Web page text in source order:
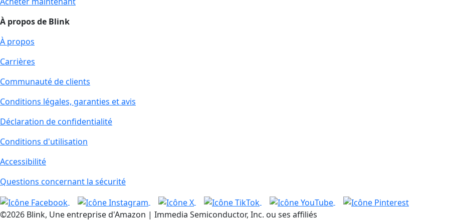
À propos de Blink
À propos
Carrières
Communauté de clients
Conditions légales, garanties et avis
Déclaration de confidentialité
Conditions d'utilisation
Accessibilité
Questions concernant la sécurité
©2026 Blink, Une entreprise d'Amazon | Immedia Semiconductor, Inc. ou ses affiliés